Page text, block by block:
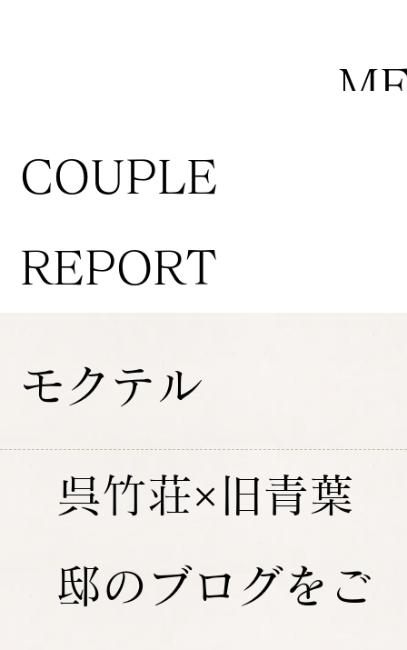
COUPLE
REPORT
モクテル
呉竹荘×旧青葉
邸のブログをご